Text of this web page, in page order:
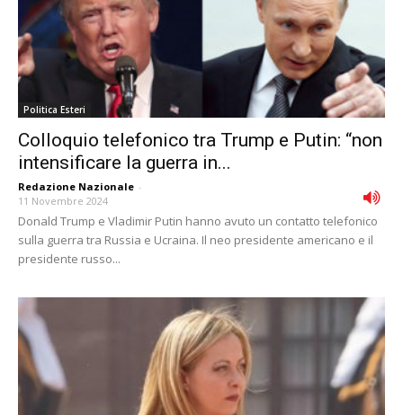
Politica Esteri
Colloquio telefonico tra Trump e Putin: “non
intensificare la guerra in...
Redazione Nazionale -
11 Novembre 2024
Donald Trump e Vladimir Putin hanno avuto un contatto telefonico
sulla guerra tra Russia e Ucraina. Il neo presidente americano e il
presidente russo...